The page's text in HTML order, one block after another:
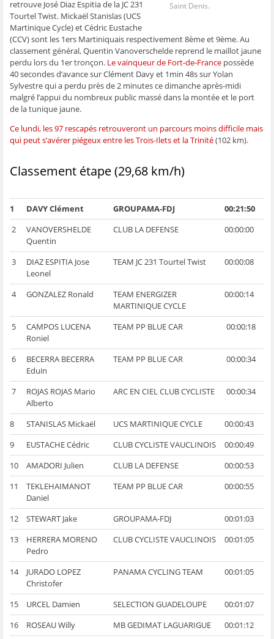
ê
t
r
e
)
t
r
e
)
ê
t
r
e
e f
r
e
)
Saint Denis.
retrouve José Diaz Espitia de la JC 231
Tourtel Twist. Mickaël Stanislas (UCS
Martinique Cycle) et Cédric Eustache
(CCV) sont les 1ers Martiniquais respectivement 8ème et 9ème. Au
classement général, Quentin Vanoverschelde reprend le maillot jaune
perdu lors du 1er tronçon. Le vainqueur de Fort-de-France possède
40 secondes d’avance sur Clément Davy et 1min 48s sur Yolan
Sylvestre qui a perdu près de 2 minutes ce dimanche après-midi
malgré l’appui du nombreux public massé dans la montée et le port
de la tunique jaune.
Ce lundi, les 97 rescapés retrouveront un parcours moins difficile mais
qui peut s’avérer piégeux entre les Trois-Ilets et la Trinité(102 km).
Classement étape (29,68 km/h)
1 DAVY Clément GROUPAMA-FDJ
00:21:50
2
VANOVERSHELDE
Quentin
CLUB LA DEFENSE 00:00:00
3
DIAZ ESPITIA Jose
Leonel
TEAM JC 231 Tourtel Twist 00:00:08
4 GONZALEZ Ronald
TEAM ENERGIZER
MARTINIQUE CYCLE
00:00:14
5
CAMPOS LUCENA
Roniel
TEAM PP BLUE CAR 00:00:18
6
BECERRA BECERRA
Eduin
TEAM PP BLUE CAR 00:00:34
7
ROJAS ROJAS Mario
Alberto
ARC EN CIEL CLUB CYCLISTE 00:00:34
8 STANISLAS Mickaël UCS MARTINIQUE CYCLE
00:00:43
9
EUSTACHE Cédric CLUB CYCLISTE VAUCLINOIS
00:00:49
10
AMADORI Julien CLUB LA DEFENSE
00:00:53
11
TEKLEHAIMANOT
Daniel
TEAM PP BLUE CAR 00:00:55
12 STEWART Jake GROUPAMA-FDJ
00:01:03
13
HERRERA MORENO
Pedro
CLUB CYCLISTE VAUCLINOIS 00:01:05
14
JURADO LOPEZ
Christofer
PANAMA CYCLING TEAM 00:01:05
15 URCEL Damien SELECTION GUADELOUPE
00:01:07
16
ROSEAU Willy MB GEDIMAT LAGUARIGUE
00:01:12